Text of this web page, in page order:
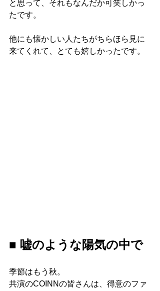
と思って、それもなんだか可笑しかっ
たです。
他にも懐かしい人たちがちらほら見に
来てくれて、とても嬉しかったです。
■ 嘘のような陽気の中で
季節はもう秋。
共演のCOINNの皆さんは、得意のファ